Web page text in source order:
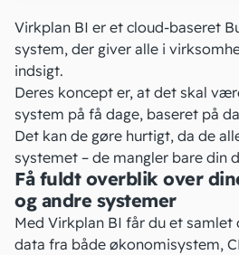
Virkplan BI er et cloud-baseret
system, der giver alle i
indsigt.
Deres koncept er, at det skal
system på få dage, baseret på
Det kan de gøre hurtigt, da de
systemet – de mangler bare din
Få fuldt overblik over
og andre systemer
Med Virkplan BI får du et
data fra både økonomisystem,